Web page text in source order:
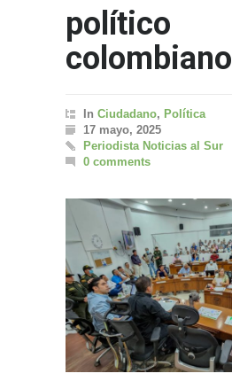
político
colombiano
In Ciudadano, Política
17 mayo, 2025
Periodista Noticias al Sur
0 comments